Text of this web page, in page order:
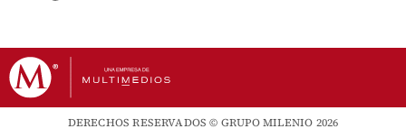
DERECHOS RESERVADOS © GRUPO MILENIO 2026